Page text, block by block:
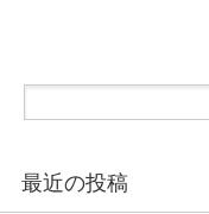
最近の投稿